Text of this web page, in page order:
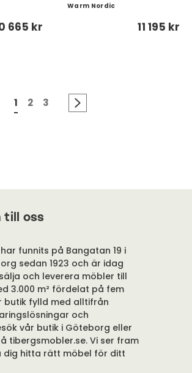
665 kr
Warm Nordic
11 195 kr
1 2 3
till oss
funnits på Bangatan 19 i
sedan 1923 och är idag
och leverera möbler till
3.000 m² fördelat på fem
butik fylld med alltifrån
och
vår butik i Göteborg eller
tibergsmobler.se. Vi ser fram
dig hitta rätt möbel för ditt